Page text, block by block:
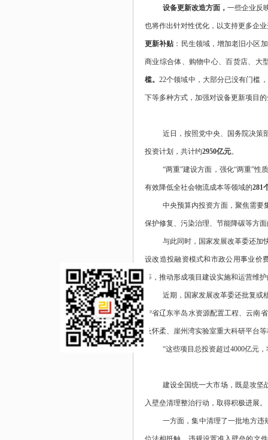
设备更新改造方面， 一些企业反
也将作出针对性优化，以支持更多企
更新补贴：民生领域，增加老旧小区
商业综合体、购物中心、百货店、大
槛。22个领域中，大部分已没有门槛
下等多种方式，加强对设备更新项目
近日，按照党中央、国务院决策
投资计划，共计约2950亿元。
“两重”建设方面，强化“两重”性
有效降低全社会物流成本等领域的281
中央预算内投资方面，聚焦需要
保护修复、污染治理、节能降碳等方
与此同时，国家发展改革委还加
设改造投融资模式和市政公用事业价
等，推动形成项目建设实施和运营维
近期，国家发展改革委还批复或
宁省辽东半岛水资源配置工程、云南
及怀柔、崖州湾实验室重大科研平台
“这些项目总投资超过4000亿元
建设全国统一大市场，既是攻坚
入壁垒清理整治行动，取得积极进展。
一方面，集中清理了一批地方